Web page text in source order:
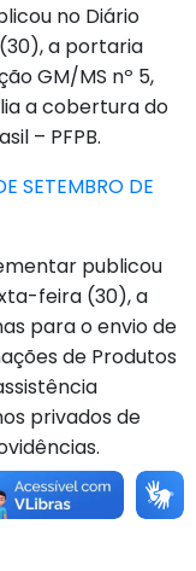
no Diário
a portaria
GM/MS nº 5,
a cobertura do
– PFPB.
SETEMBRO DE
publicou
feira (30), a
para o envio de
de Produtos
privados de
DE 23 DE